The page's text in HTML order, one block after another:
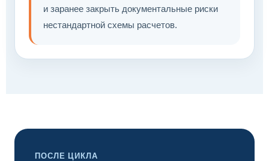
и заранее закрыть документальные риски
нестандартной схемы расчетов.
ПОСЛЕ ЦИКЛА